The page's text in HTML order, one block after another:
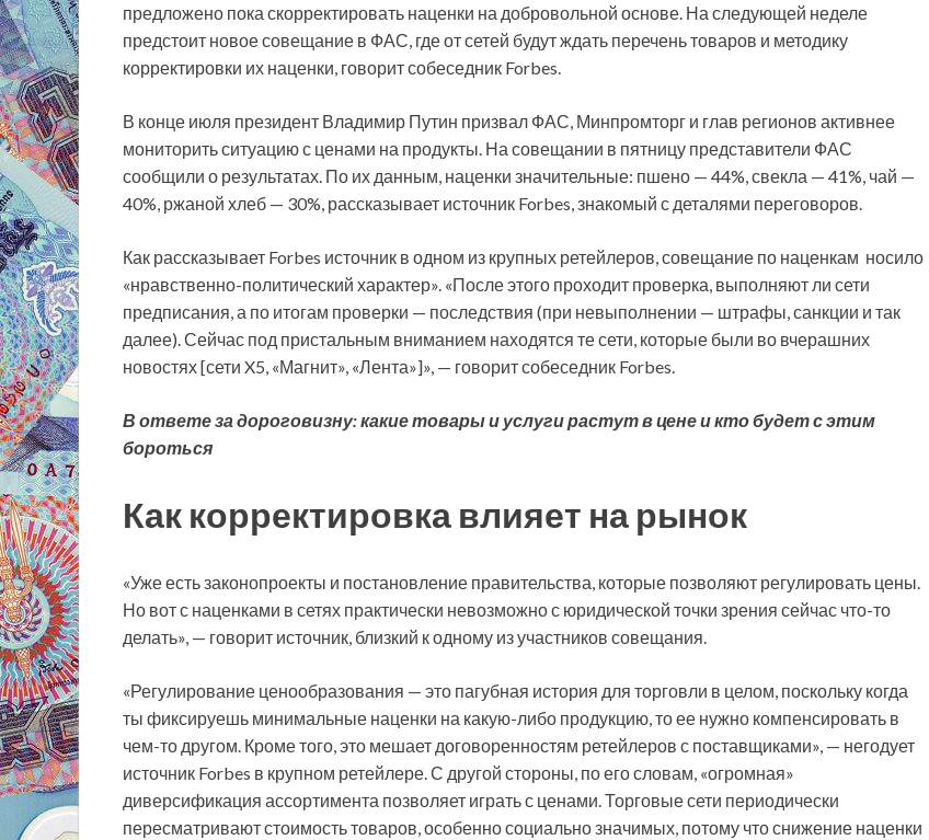
предложено пока скорректировать наценки на добровольной основе. На следующей неделе
предстоит новое совещание в ФАС, где от сетей будут ждать перечень товаров и методику
корректировки их наценки, говорит собеседник Forbes.
В конце июля президент Владимир Путин призвал ФАС, Минпромторг и глав регионов активнее
мониторить ситуацию с ценами на продукты. На совещании в пятницу представители ФАС
сообщили о результатах. По их данным, наценки значительные: пшено — 44%, свекла — 41%, чай —
40%, ржаной хлеб — 30%, рассказывает источник Forbes, знакомый с деталями переговоров.
Как рассказывает Forbes источник в одном из крупных ретейлеров, совещание по наценкам носило
«нравственно-политический характер». «После этого проходит проверка, выполняют ли сети
предписания, а по итогам проверки — последствия (при невыполнении — штрафы, санкции и так
далее). Сейчас под пристальным вниманием находятся те сети, которые были во вчерашних
новостях [сети X5, «Магнит», «Лента»]», — говорит собеседник Forbes.
В ответе за дороговизну: какие товары и услуги растут в цене и кто будет с этим
бороться
Как корректировка влияет на рынок
«Уже есть законопроекты и постановление правительства, которые позволяют регулировать цены.
Но вот с наценками в сетях практически невозможно с юридической точки зрения сейчас что-то
делать», — говорит источник, близкий к одному из участников совещания.
«Регулирование ценообразования — это пагубная история для торговли в целом, поскольку когда
ты фиксируешь минимальные наценки на какую-либо продукцию, то ее нужно компенсировать в
чем-то другом. Кроме того, это мешает договоренностям ретейлеров с поставщиками», — негодует
источник Forbes в крупном ретейлере. С другой стороны, по его словам, «огромная»
диверсификация ассортимента позволяет играть с ценами. Торговые сети периодически
пересматривают стоимость товаров, особенно социально значимых, потому что снижение наценки